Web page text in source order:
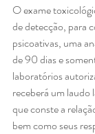
O exame
de detecção, para
psicoativas, uma
de 90 dias e
laboratórios
receberá um
que conste a
bem como seus